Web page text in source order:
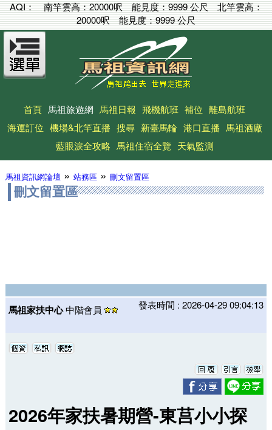
AQI： 南竿雲高：20000呎能見度：9999 公尺北竿雲高：
20000呎能見度：9999 公尺
首頁 馬祖旅遊網 馬祖日報 飛機航班 補位 離島航班
海運訂位 機場&北竿直播 搜尋 新臺馬輪 港口直播 馬祖酒廠
藍眼淚全攻略 馬祖住宿全覽 天氣監測
馬祖資訊網論壇» 站務區» 刪文留置區
刪文留置區
馬祖家扶中心中階會員 發表時間 : 2026-04-29 09:04:13
2026年家扶暑期營-東莒小小探